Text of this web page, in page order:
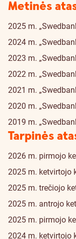
Metinės
2025 m.
2024 m.
2023 m.
2022 m.
2021 m.
2020 m.
2019 m.
Tarpinės
2026 m. pirmojo
2025 m. ketvirtojo
2025 m. trečiojo
2025 m. antrojo
2025 m. pirmojo
2024 m. ketvirtojo